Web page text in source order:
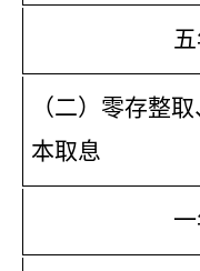
（二）零存整
本取息